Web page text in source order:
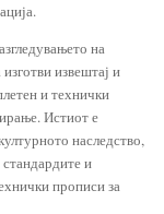
на
извештај и
и технички
Истиот е
наследство,
и
прописи за